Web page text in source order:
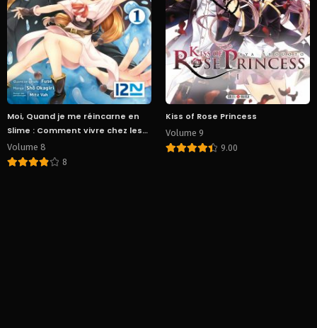
Moi, Quand je me réincarne en
Slime : Comment vivre chez les
monstres
Volume 8
8
Kiss of Rose Princess
Volume 9
9.00